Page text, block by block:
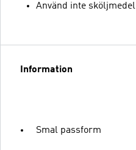
Använd inte sköljmedel
Information
Smal passform